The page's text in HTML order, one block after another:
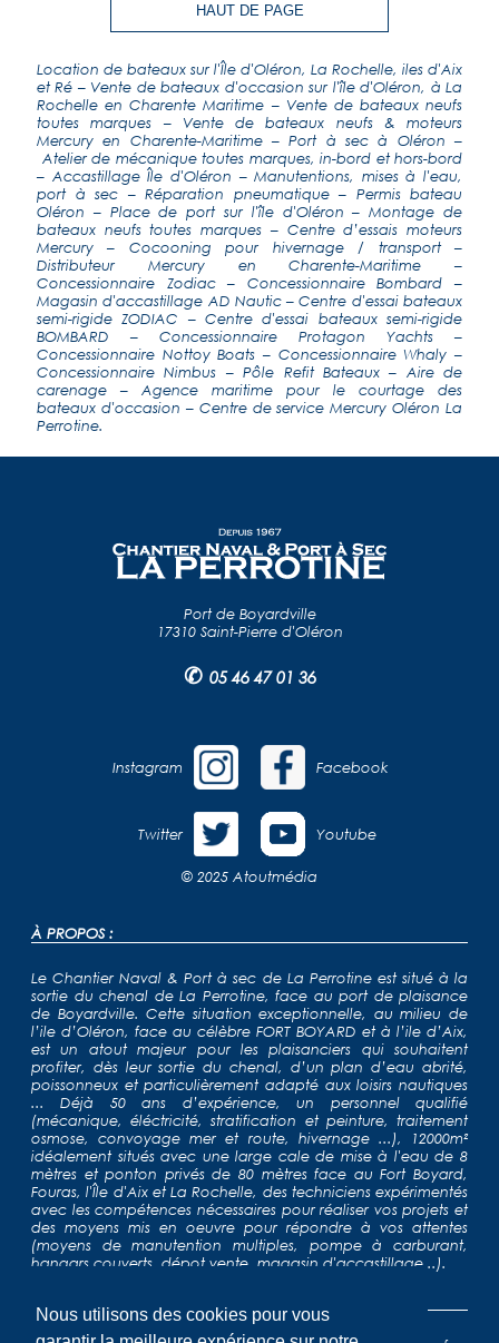
Nous utilisons des cookies pour vous
HAUT DE PAGE
Location de bateaux sur l'Île d'Oléron, La Rochelle, iles d'Aix
et Ré – Vente de bateaux d'occasion sur l'île d'Oléron, à La
Rochelle en Charente Maritime – Vente de bateaux neufs
toutes marques – Vente de bateaux neufs & moteurs
Mercury en Charente-Maritime–Port à sec à Oléron –
Atelier de mécanique toutes marques, in-bord et hors-bord
– Accastillage Île d'Oléron –Manutentions, mises à l'eau,
port à sec – Réparation pneumatique– Permis bateau
Oléron – Place de port sur l'île d'Oléron –Montage de
bateaux neufs toutes marques – Centre d’essais moteurs
Mercury – Cocooning pour hivernage / transport–
Distributeur Mercury en Charente-Maritime –
Concessionnaire Zodiac– Concessionnaire Bombard –
Magasin d'accastillage AD Nautic–Centre d'essai bateaux
semi-rigide ZODIAC –Centre d'essai bateaux semi-rigide
BOMBARD – Concessionnaire Protagon Yachts –
Concessionnaire Nottoy Boats – Concessionnaire Whaly –
Concessionnaire Nimbus –Pôle Refit Bateaux– Aire de
carenage – Agence maritime pour le courtage des
bateaux d'occasion – Centre de service Mercury Oléron La
Perrotine.
Port de Boyardville
17310 Saint-Pierre d'Oléron
✆ 05 46 47 01 36
Instagram Facebook
Twitter Youtube
© 2025 Atoutmédia
À PROPOS :
Le Chantier Naval & Port à sec de La Perrotine est situé à la
sortie du chenal de La Perrotine, face au port de plaisance
de Boyardville. Cette situation exceptionnelle, au milieu de
l’ile d’Oléron, face au célèbre FORT BOYARD et à l’ile d’Aix,
est un atout majeur pour les plaisanciers qui souhaitent
profiter, dès leur sortie du chenal, d’un plan d’eau abrité,
poissonneux et particulièrement adapté aux loisirs nautiques
... Déjà 50 ans d’expérience, un personnel qualifié
(mécanique, éléctricité, stratification et peinture, traitement
osmose, convoyage mer et route, hivernage ...), 12000m²
idéalement situés avec une large cale de mise à l'eau de 8
mètres et ponton privés de 80 mètres face au Fort Boyard,
Fouras, l'Île d'Aix et La Rochelle, des techniciens expérimentés
avec les compétences nécessaires pour réaliser vos projets et
des moyens mis en oeuvre pour répondre à vos attentes
(moyens de manutention multiples, pompe à carburant,
hangars couverts, dépot vente, magasin d'accastillage...).